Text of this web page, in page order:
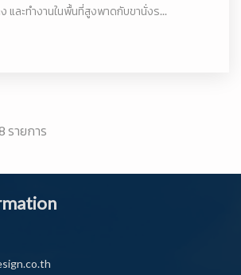
และทำงานในพื้นที่สูงพาดกับขานั่งร...
รายการ